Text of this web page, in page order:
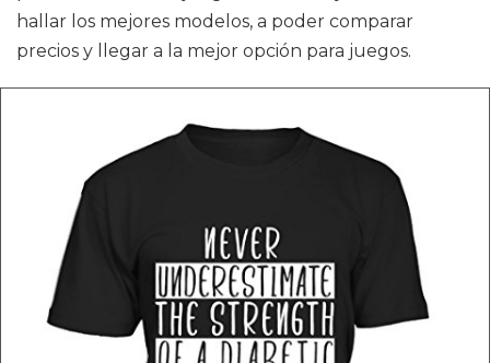
hallar los mejores modelos, a poder comparar
precios y llegar a la mejor opción para juegos.